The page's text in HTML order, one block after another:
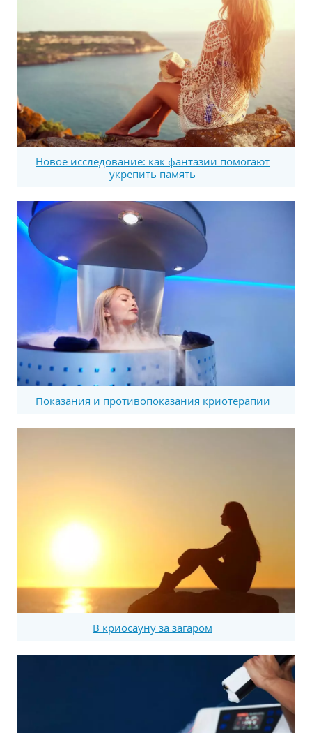
Новое исследование: как фантазии помогают
укрепить память
Показания и противопоказания криотерапии
В криосауну за загаром